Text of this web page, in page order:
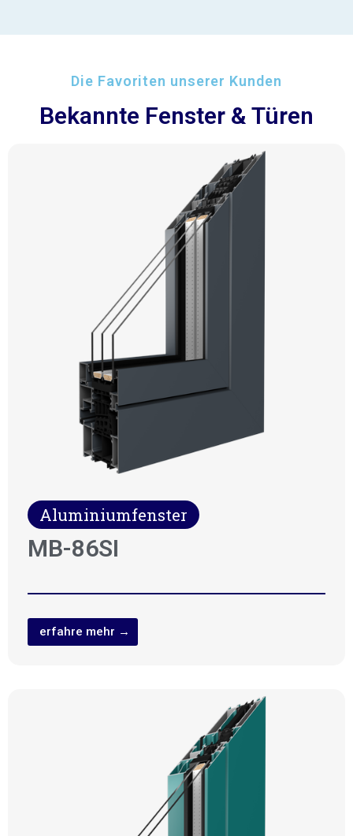
Die Favoriten unserer Kunden
Bekannte Fenster & Türen
Aluminiumfenster
MB-86SI
erfahre mehr →